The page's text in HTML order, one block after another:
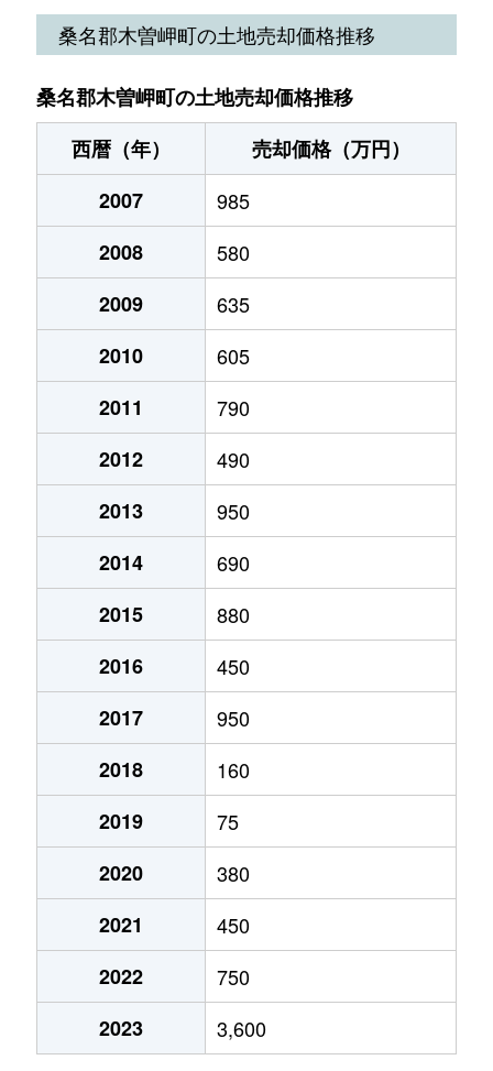
桑名郡木曽岬町の土地売却価格推移
桑名郡木曽岬町の土地売却価格推移
西暦（年）
売却価格（万円）
2007
985
2008
580
2009
635
2010
605
2011
790
2012
490
2013
950
2014
690
2015
880
2016
450
2017
950
2018
160
2019
75
2020
380
2021
450
2022
750
2023
3,600